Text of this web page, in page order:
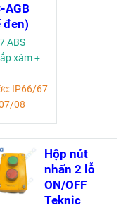
AGB
đen)
ABS
xám +
IP66/67
08
Hộp nút
nhấn 2 lỗ
ON/OFF
Teknic